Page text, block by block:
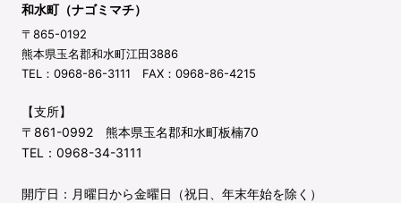
和水町（ナゴミマチ）
〒865-0192
熊本県玉名郡和水町江田3886
TEL：0968-86-3111 FAX：0968-86-4215
【支所】
〒861-0992 熊本県玉名郡和水町板楠70
TEL：0968-34-3111
開庁日：月曜日から金曜日（祝日、年末年始を除く）